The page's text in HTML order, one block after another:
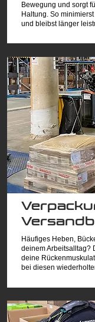
Bewegung und sorgt
Haltung. So
und bleibst länger
Häufiges Heben,
deinem Arbeitsalltag?
deine
bei diesen